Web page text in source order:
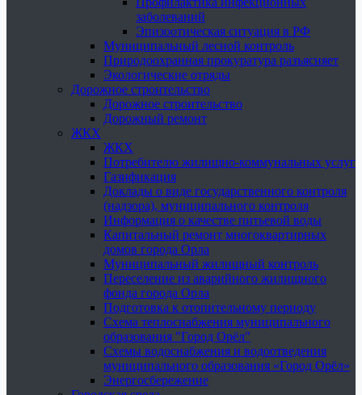
заболеваний
Эпизоотическая ситуация в РФ
Муниципальный лесной контроль
Природоохранная прокуратура разъясняет
Экологические отряды
Дорожное строительство
Дорожное строительство
Дорожный ремонт
ЖКХ
ЖКХ
Потребителю жилищно-коммунальных услуг
Газификация
Доклады о виде государственного контроля
(надзора), муниципального контроля
Информация о качестве питьевой воды
Капитальный ремонт многоквартирных
домов города Орла
Муниципальный жилищный контроль
Переселение из аварийного жилищного
фонда города Орла
Подготовка к отопительному периоду
Схема теплоснабжения муниципального
образования "Город Орёл"
Схемы водоснабжения и водоотведения
муниципального образования «Город Орёл»
Энергосбережение